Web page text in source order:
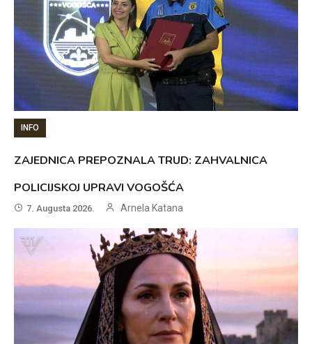
INFO
ZAJEDNICA PREPOZNALA TRUD: ZAHVALNICA
POLICIJSKOJ UPRAVI VOGOŠĆA
7. Augusta 2026. Arnela Katana